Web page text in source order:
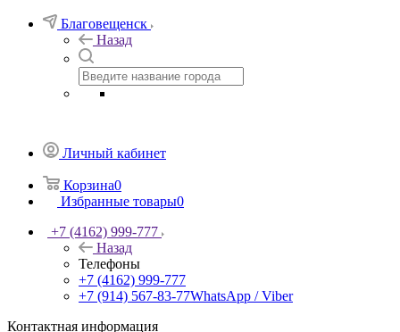
Благовещенск
Назад
Личный кабинет
Корзина0
Избранные товары0
+7 (4162) 999-777
Назад
Телефоны
+7 (4162) 999-777
+7 (914) 567-83-77WhatsApp / Viber
Контактная информация